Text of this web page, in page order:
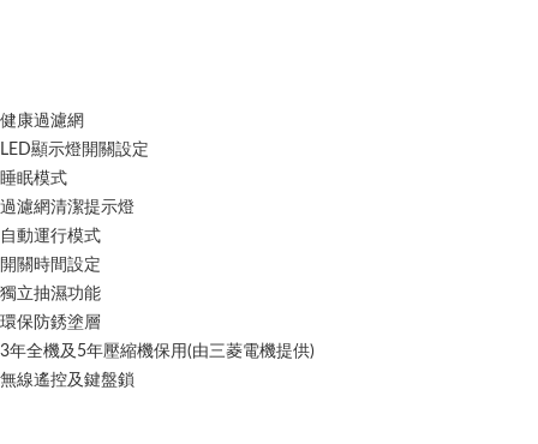
健康過濾網
LED顯示燈開關設定
睡眠模式
過濾網清潔提示燈
自動運行模式
開關時間設定
獨立抽濕功能
環保防銹塗層
3年全機及5年壓縮機保用(由三菱電機提供)
無線遙控及鍵盤鎖